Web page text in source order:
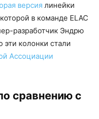
версия линейки
в команде ELAC
разработчик Эндрю
эти колонки стали
Ассоциации
сравнению с